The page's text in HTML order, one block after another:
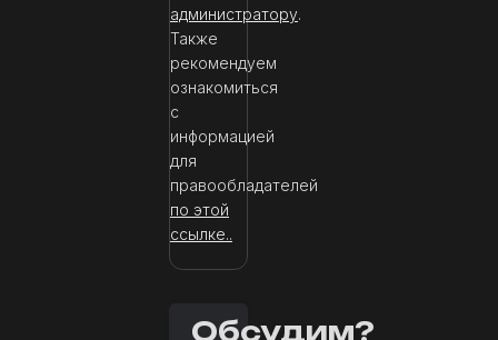
администратору.
Также
рекомендуем
ознакомиться
с
информацией
для
правообладателей
по этой
ссылке..
Обсудим?